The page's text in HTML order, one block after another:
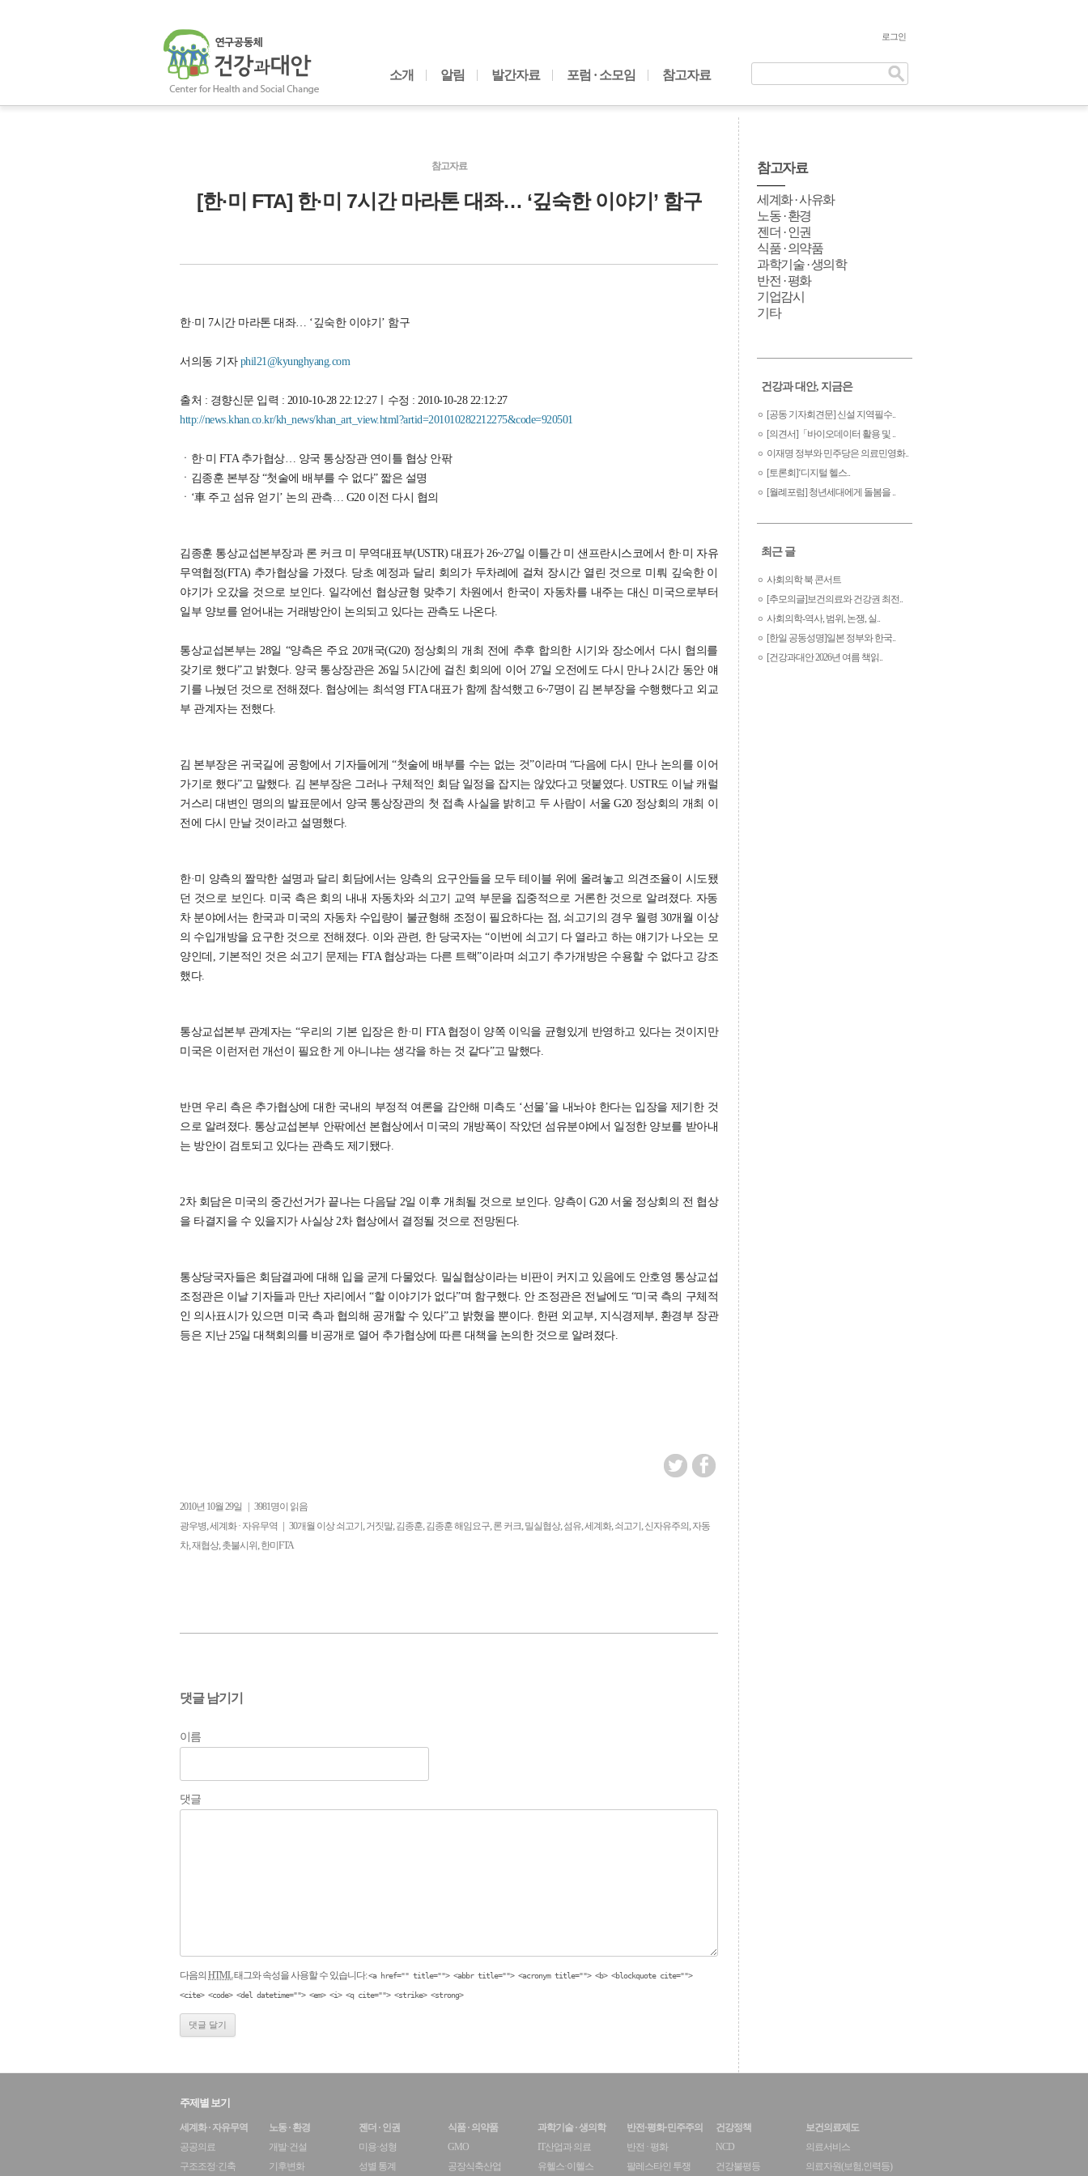
소개 알림 발간자료 포럼 · 소모임 참고자료
로그인
참고자료
[한·미 FTA] 한·미 7시간 마라톤 대좌… ‘깊숙한 이야기’ 함구
한·미 7시간 마라톤 대좌… ‘깊숙한 이야기’ 함구
서의동 기자 phil21@kyunghyang.com
출처 : 경향신문 입력 : 2010-10-28 22:12:27ㅣ수정 : 2010-10-28 22:12:27
http://news.khan.co.kr/kh_news/khan_art_view.html?artid=201010282212275&code=920501
ㆍ한·미 FTA 추가협상… 양국 통상장관 연이틀 협상 안팎
ㆍ김종훈 본부장 “첫술에 배부를 수 없다” 짧은 설명
ㆍ‘車 주고 섬유 얻기’ 논의 관측… G20 이전 다시 협의
김종훈 통상교섭본부장과 론 커크 미 무역대표부(USTR) 대표가 26~27일 이틀간 미 샌프란시스코에서 한·미 자유
무역협정(FTA) 추가협상을 가졌다. 당초 예정과 달리 회의가 두차례에 걸쳐 장시간 열린 것으로 미뤄 깊숙한 이
야기가 오갔을 것으로 보인다. 일각에선 협상균형 맞추기 차원에서 한국이 자동차를 내주는 대신 미국으로부터
일부 양보를 얻어내는 거래방안이 논의되고 있다는 관측도 나온다.
통상교섭본부는 28일 “양측은 주요 20개국(G20) 정상회의 개최 전에 추후 합의한 시기와 장소에서 다시 협의를
갖기로 했다”고 밝혔다. 양국 통상장관은 26일 5시간에 걸친 회의에 이어 27일 오전에도 다시 만나 2시간 동안 얘
기를 나눴던 것으로 전해졌다. 협상에는 최석영 FTA 대표가 함께 참석했고 6~7명이 김 본부장을 수행했다고 외교
부 관계자는 전했다.
김 본부장은 귀국길에 공항에서 기자들에게 “첫술에 배부를 수는 없는 것”이라며 “다음에 다시 만나 논의를 이어
가기로 했다”고 말했다. 김 본부장은 그러나 구체적인 회담 일정을 잡지는 않았다고 덧붙였다. USTR도 이날 캐럴
거스리 대변인 명의의 발표문에서 양국 통상장관의 첫 접촉 사실을 밝히고 두 사람이 서울 G20 정상회의 개최 이
전에 다시 만날 것이라고 설명했다.
한·미 양측의 짤막한 설명과 달리 회담에서는 양측의 요구안들을 모두 테이블 위에 올려놓고 의견조율이 시도됐
던 것으로 보인다. 미국 측은 회의 내내 자동차와 쇠고기 교역 부문을 집중적으로 거론한 것으로 알려졌다. 자동
차 분야에서는 한국과 미국의 자동차 수입량이 불균형해 조정이 필요하다는 점, 쇠고기의 경우 월령 30개월 이상
의 수입개방을 요구한 것으로 전해졌다. 이와 관련, 한 당국자는 “이번에 쇠고기 다 열라고 하는 얘기가 나오는 모
양인데, 기본적인 것은 쇠고기 문제는 FTA 협상과는 다른 트랙”이라며 쇠고기 추가개방은 수용할 수 없다고 강조
했다.
통상교섭본부 관계자는 “우리의 기본 입장은 한·미 FTA 협정이 양쪽 이익을 균형있게 반영하고 있다는 것이지만
미국은 이런저런 개선이 필요한 게 아니냐는 생각을 하는 것 같다”고 말했다.
반면 우리 측은 추가협상에 대한 국내의 부정적 여론을 감안해 미측도 ‘선물’을 내놔야 한다는 입장을 제기한 것
으로 알려졌다. 통상교섭본부 안팎에선 본협상에서 미국의 개방폭이 작았던 섬유분야에서 일정한 양보를 받아내
는 방안이 검토되고 있다는 관측도 제기됐다.
2차 회담은 미국의 중간선거가 끝나는 다음달 2일 이후 개최될 것으로 보인다. 양측이 G20 서울 정상회의 전 협상
을 타결지을 수 있을지가 사실상 2차 협상에서 결정될 것으로 전망된다.
통상당국자들은 회담결과에 대해 입을 굳게 다물었다. 밀실협상이라는 비판이 커지고 있음에도 안호영 통상교섭
조정관은 이날 기자들과 만난 자리에서 “할 이야기가 없다”며 함구했다. 안 조정관은 전날에도 “미국 측의 구체적
인 의사표시가 있으면 미국 측과 협의해 공개할 수 있다”고 밝혔을 뿐이다. 한편 외교부, 지식경제부, 환경부 장관
등은 지난 25일 대책회의를 비공개로 열어 추가협상에 따른 대책을 논의한 것으로 알려졌다.
2010년 10월 29일
3981명이 읽음
광우병,세계화 · 자유무역 | 30개월 이상 쇠고기 ,거짓말,김종훈,김종훈 해임요구,론 커크,밀실협상,섬유,세계화,쇠고기 ,신자유주의 ,자동
차,재협상,촛불시위 ,한미FTA
댓글 남기기
이름
댓글
다음의 HTML태그와 속성을 사용할 수 있습니다:<a href="" title=""> <abbr title=""> <acronym title=""> <b> <blockquote cite="">
<cite> <code> <del datetime=""> <em> <i> <q cite=""> <strike> <strong>
참고자료
세계화 · 사유화
노동 · 환경
젠더 · 인권
식품 · 의약품
과학기술 · 생의학
반전 · 평화
기업감시
기타
건강과 대안, 지금은
[공동 기자회견문] 신설 지역필수..
[의견서]「바이오데이터 활용 및 ..
이재명 정부와 민주당은 의료민영화..
[토론회]‘디지털 헬스..
[월례포럼] 청년세대에게 돌봄을 ..
최근 글
사회의학 북 콘서트
[추모의글]보건의료와 건강권 최전..
사회의학-역사, 범위, 논쟁, 실..
[한일 공동성명]일본 정부와 한국..
[건강과대안 2026년 여름 책읽..
주제별 보기
세계화 · 자유무역
공공의료
구조조정·긴축
노동 · 환경
개발·건설
기후변화
젠더 · 인권
미용·성형
성별 통계
식품 · 의약품
GMO
공장식축산업
과학기술 · 생의학
IT산업과 의료
유헬스·이헬스
반전·평화·민주주의
반전 · 평화
팔레스타인 투쟁
건강정책
NCD
건강불평등
보건의료제도
의료서비스
의료자원(보험,인력등)